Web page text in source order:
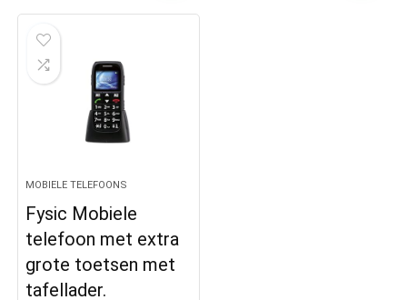
MOBIELE TELEFOONS
Fysic Mobiele
telefoon met extra
grote toetsen met
tafellader.